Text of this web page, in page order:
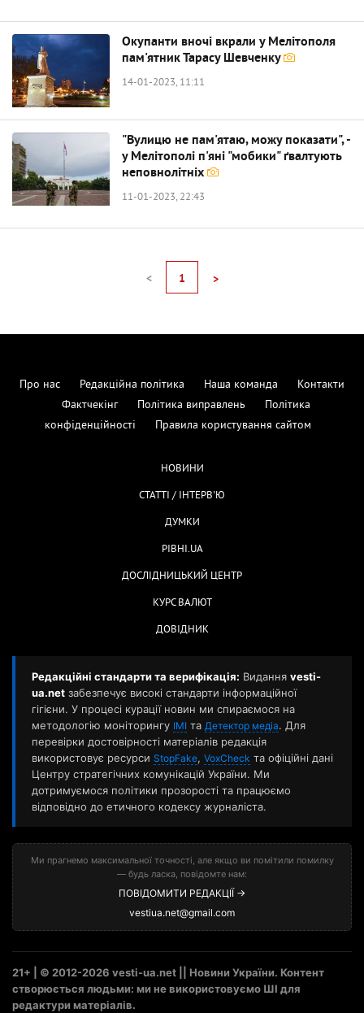
Окупанти вночі вкрали у Мелітополя
пам'ятник Тарасу Шевченку
14-01-2023, 11:11
"Вулицю не пам'ятаю, можу показати", -
у Мелітополі п'яні "мобики" ґвалтують
неповнолітніх
11-01-2023, 22:43
< 1 >
Про нас Редакційна політика Наша команда
Контакти
Фактчекінг
Політика виправлень
Політика
конфіденційності
Правила користування сайтом
НОВИНИ
СТАТТІ / ІНТЕРВ'Ю
ДУМКИ
РІВНІ.UA
ДОСЛІДНИЦЬКИЙ ЦЕНТР
КУРС ВАЛЮТ
ДОВІДНИК
Редакційні стандарти та верифікація: Видання vesti-
ua.net забезпечує високі стандарти інформаційної
гігієни. У процесі курації новин ми спираємося на
методологію моніторингу ІМІ та Детектор медіа. Для
перевірки достовірності матеріалів редакція
використовує ресурси StopFake, VoxCheck та офіційні дані
Центру стратегічних комунікацій України. Ми
дотримуємося політики прозорості та працюємо
відповідно до етичного кодексу журналіста.
Ми прагнемо максимальної точності, але якщо ви помітили помилку
— будь ласка, повідомте нам:
ПОВІДОМИТИ РЕДАКЦІЇ →
vestiua.net@gmail.com
21+ | © 2012-2026 vesti-ua.net || Новини України. Контент
створюється людьми: ми не використовуємо ШІ для
редактури матеріалів.